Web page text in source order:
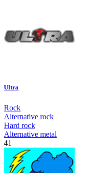
Ultra
Rock
Alternative rock
Hard rock
Alternative metal
41